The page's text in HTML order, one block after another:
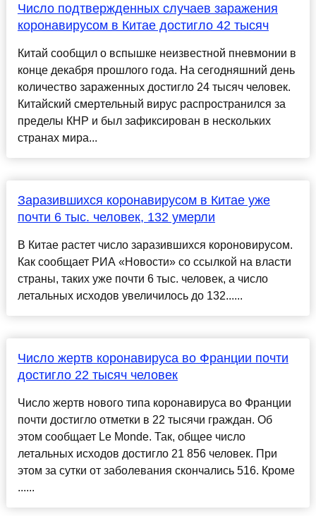
Число подтвержденных случаев заражения
коронавирусом в Китае достигло 42 тысяч
Китай сообщил о вспышке неизвестной пневмонии в
конце декабря прошлого года. На сегодняшний день
количество зараженных достигло 24 тысяч человек.
Китайский смертельный вирус распространился за
пределы КНР и был зафиксирован в нескольких
странах мира...
Заразившихся коронавирусом в Китае уже
почти 6 тыс. человек, 132 умерли
В Китае растет число заразившихся короновирусом.
Как сообщает РИА «Новости» со ссылкой на власти
страны, таких уже почти 6 тыс. человек, а число
летальных исходов увеличилось до 132......
Число жертв коронавируса во Франции почти
достигло 22 тысяч человек
Число жертв нового типа коронавируса во Франции
почти достигло отметки в 22 тысячи граждан. Об
этом сообщает Le Monde. Так, общее число
летальных исходов достигло 21 856 человек. При
этом за сутки от заболевания скончались 516. Кроме
......